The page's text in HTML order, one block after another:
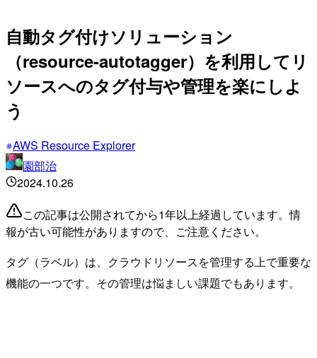
自動タグ付けソリューション
（resource-autotagger）を利用してリ
ソースへのタグ付与や管理を楽にしよ
う
AWS Resource Explorer
園部治
2024.10.26
この記事は公開されてから1年以上経過しています。情
報が古い可能性がありますので、ご注意ください。
タグ（ラベル）は、クラウドリソースを管理する上で重要な
機能の一つです。その管理は悩ましい課題でもあります。